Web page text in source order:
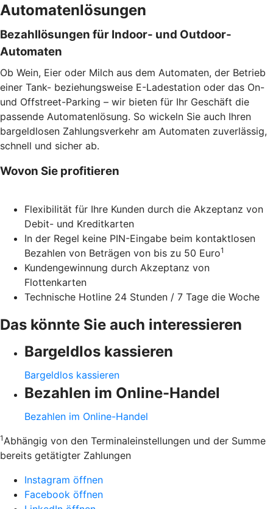
Automatenlösungen
Bezahllösungen für Indoor- und Outdoor-
Automaten
Ob Wein, Eier oder Milch aus dem Automaten, der Betrieb
einer Tank- beziehungsweise E-Ladestation oder das On-
und Offstreet-Parking – wir bieten für Ihr Geschäft die
passende Automatenlösung. So wickeln Sie auch Ihren
bargeldlosen Zahlungsverkehr am Automaten zuverlässig,
schnell und sicher ab.
Wovon Sie profitieren
Flexibilität für Ihre Kunden durch die Akzeptanz von
Debit- und Kreditkarten
In der Regel keine PIN-Eingabe beim kontaktlosen
Bezahlen von Beträgen von bis zu 50 Euro1
Kundengewinnung durch Akzeptanz von
Flottenkarten
Technische Hotline 24 Stunden / 7 Tage die Woche
Das könnte Sie auch interessieren
Bargeldlos kassieren
Bargeldlos kassieren
Bezahlen im Online-Handel
Bezahlen im Online-Handel
1 Abhängig von den Terminaleinstellungen und der Summe
bereits getätigter Zahlungen
Instagram öffnen
Facebook öffnen